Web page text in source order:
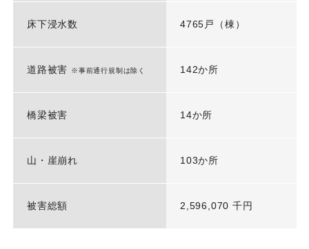
床下浸水数 4765戸（棟）
道路被害 ※事前通行規制は除く 142か所
橋梁被害 14か所
山・崖崩れ 103か所
被害総額 2,596,070 千円